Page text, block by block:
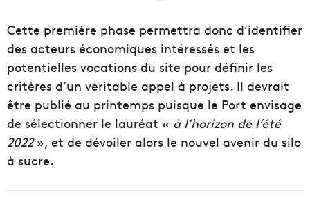
Cette première phase permettra donc d’identifier
des acteurs économiques intéressés et les
potentielles vocations du site pour définir les
critères d’un véritable appel à projets. Il devrait
être publié au printemps puisque le Port envisage
de sélectionner le lauréat « à l’horizon de l’été
2022», et de dévoiler alors le nouvel avenir du silo
à sucre.